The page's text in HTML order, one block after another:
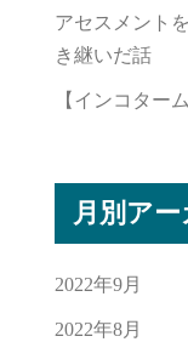
アセスメント
き継いだ話
【インコター
月別ア
2022年9月
2022年8月